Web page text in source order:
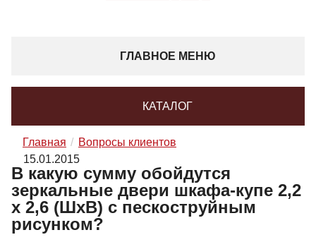
ГЛАВНОЕ МЕНЮ
КАТАЛОГ
Главная
Вопросы клиентов
15.01.2015
В какую сумму обойдутся
зеркальные двери шкафа-купе 2,2
х 2,6 (ШхВ) с пескоструйным
рисунком?